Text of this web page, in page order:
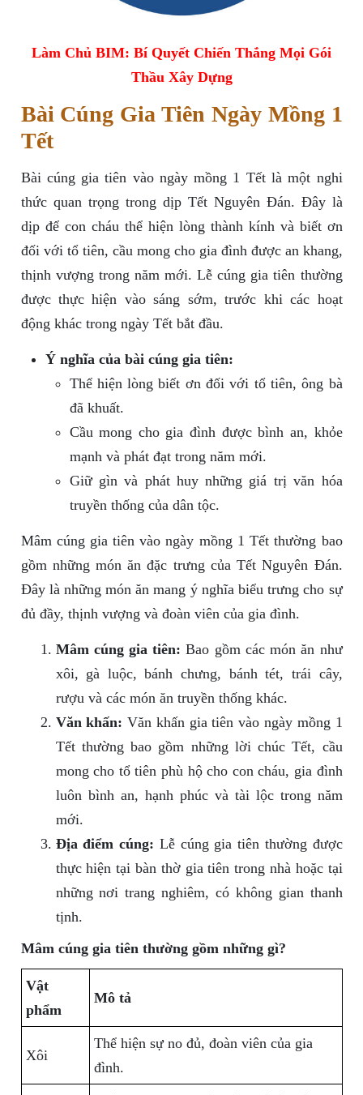
Làm Chủ BIM: Bí Quyết Chiến Thắng Mọi Gói
Thầu Xây Dựng
Bài Cúng Gia Tiên Ngày Mồng 1
Tết
Bài cúng gia tiên vào ngày mồng 1 Tết là một nghi
thức quan trọng trong dịp Tết Nguyên Đán. Đây là
dịp để con cháu thể hiện lòng thành kính và biết ơn
đối với tổ tiên, cầu mong cho gia đình được an khang,
thịnh vượng trong năm mới. Lễ cúng gia tiên thường
được thực hiện vào sáng sớm, trước khi các hoạt
động khác trong ngày Tết bắt đầu.
Ý nghĩa của bài cúng gia tiên:
Thể hiện lòng biết ơn đối với tổ tiên, ông bà
đã khuất.
Cầu mong cho gia đình được bình an, khỏe
mạnh và phát đạt trong năm mới.
Giữ gìn và phát huy những giá trị văn hóa
truyền thống của dân tộc.
Mâm cúng gia tiên vào ngày mồng 1 Tết thường bao
gồm những món ăn đặc trưng của Tết Nguyên Đán.
Đây là những món ăn mang ý nghĩa biểu trưng cho sự
đủ đầy, thịnh vượng và đoàn viên của gia đình.
Mâm cúng gia tiên: Bao gồm các món ăn như
xôi, gà luộc, bánh chưng, bánh tét, trái cây,
rượu và các món ăn truyền thống khác.
Văn khấn: Văn khấn gia tiên vào ngày mồng 1
Tết thường bao gồm những lời chúc Tết, cầu
mong cho tổ tiên phù hộ cho con cháu, gia đình
luôn bình an, hạnh phúc và tài lộc trong năm
mới.
Địa điểm cúng: Lễ cúng gia tiên thường được
thực hiện tại bàn thờ gia tiên trong nhà hoặc tại
những nơi trang nghiêm, có không gian thanh
tịnh.
Mâm cúng gia tiên thường gồm những gì?
Vật
phẩm
Mô tả
Xôi
Thể hiện sự no đủ, đoàn viên của gia
đình.